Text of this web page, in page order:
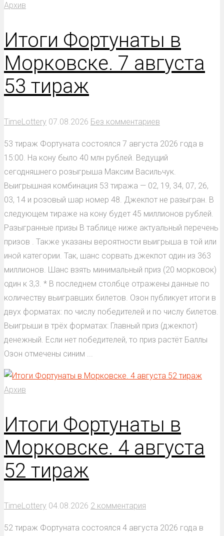
Архив
Итоги Фортунаты в
Морковске. 7 августа
53 тираж
TimeLottery 07.08.2026 Без комментариев
53 тираж Фортуната состоялся 7 августа 2026 года в
15:00. На кону было 40 млн рублей. Ведущий
сегодняшнего розыгрыша Максим Васильчук.
Выигрышная комбинация 53 тиража — 02, 19, 34, 07, 26,
03, 14 и розовый шар номер 48. Джекпот не разыгран. В
следующем тираже на кону будет 45 миллионов рублей.
Разыгранные призы В таблице ниже актуальный перечень
призов . Также указаны вероятности выигрыша в той или
иной категории. Так, шанс сорвать джекпот один из 363
миллионов. Шанс взять минимальный приз (20 морковок)
один к 3,3. * В последнем столбце отражены данные по
количеству выигравших билетов. Озон публикует итоги в
двух форматах: по числу победителей и по числу билетов.
Выигрыши в трёх форматах: Главный приз (джекпот)
денежный. Если нет победителей, то приз растёт Баллы
Озон отмечены синим ...
Архив
Итоги Фортунаты в
Морковске. 4 августа
52 тираж
TimeLottery 04.08.2026 2 комментария
52 тираж Фортуната состоялся 4 августа 2026 года в